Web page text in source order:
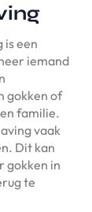
is een
iemand
gokken of
familie.
vaak
Dit kan
gokken in
te